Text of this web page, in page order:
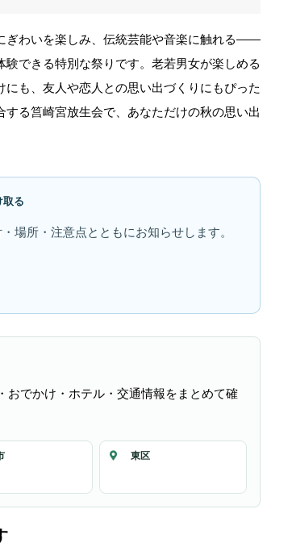
ぎわいを楽しみ、伝統芸能や音楽に触れる――
できる特別な祭りです。老若男女が楽しめる
も、友人や恋人との思い出づくりにもぴった
る筥崎宮放生会で、あなただけの秋の思い出
取る
場所・注意点とともにお知らせします。
おでかけ・ホテル・交通情報をまとめて確
東区